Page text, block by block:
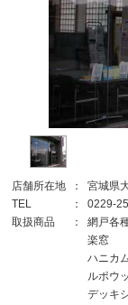
店舗所在地 ：
宮城県
TEL
：
0229-
取扱商品
：
網戸各
楽窓
ハニカ
ルポウ
デッキ